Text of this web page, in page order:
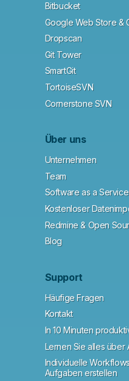
Bitbucket
Google Web Store &
Dropscan
Git Tower
SmartGit
TortoiseSVN
Cornerstone SVN
Über uns
Unternehmen
Team
Software as a Service
Kostenloser
Redmine & Open
Blog
Support
Häufige Fragen
Kontakt
In 10 Minuten
Lernen Sie alles über
Individuelle
Aufgaben erstellen